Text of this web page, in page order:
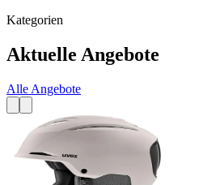
Kategorien
Aktuelle Angebote
Alle Angebote